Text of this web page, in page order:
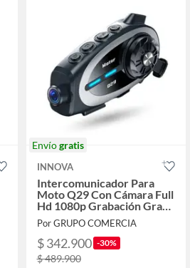
Envíogratis
INNOVA
Intercomunicador Para
Moto Q29 Con Cámara Full
Hd 1080p Grabación Gran
Angular
Por GRUPO COMERCIA
$ 342.900 -30%
$ 489.900